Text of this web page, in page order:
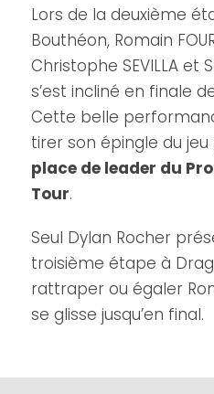
Lors de la deuxième
Bouthéon, Romain
Christophe SEVILLA et
s’est incliné en finale
Cette belle
tirer son épingle du
place de leader du
Tour.
Seul Dylan Rocher
troisième étape à
rattraper ou égaler
se glisse jusqu’en final.